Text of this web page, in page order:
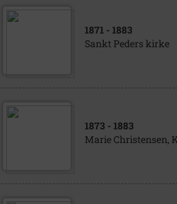
1871 - 1883
Sankt Peders kirke
1873 - 1883
Marie Christensen,